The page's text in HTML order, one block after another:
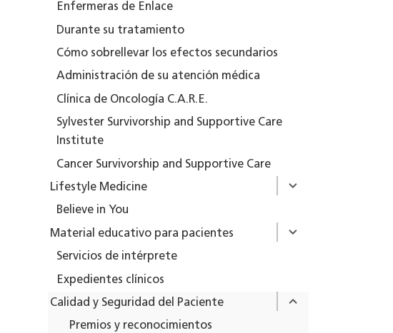
Enfermeras de Enlace
Durante su tratamiento
Cómo sobrellevar los efectos secundarios
Administración de su atención médica
Clínica de Oncología C.A.R.E.
Sylvester Survivorship and Supportive Care
Institute
Cancer Survivorship and Supportive Care
Lifestyle Medicine
Believe in You
Material educativo para pacientes
Servicios de intérprete
Expedientes clínicos
Calidad y Seguridad del Paciente
Premios y reconocimientos